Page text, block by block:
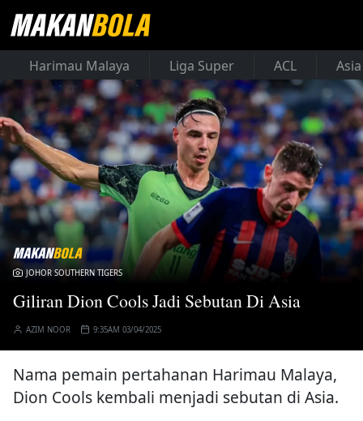
Harimau Malaya Liga Super ACL
JOHOR SOUTHERN TIGERS
Giliran Dion Cools Jadi Sebutan Di Asia
AZIM NOOR 9:35AM 03/04/2025
Nama pemain pertahanan Harimau Malaya,
Dion Cools kembali menjadi sebutan di Asia.